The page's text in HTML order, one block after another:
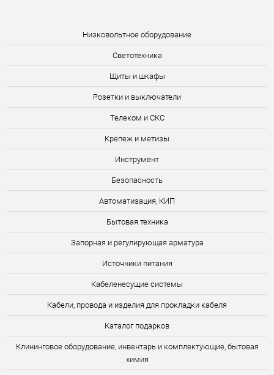
Низковольтное оборудование
Светотехника
Щиты и шкафы
Розетки и выключатели
Телеком и СКС
Крепеж и метизы
Инструмент
Безопасность
Автоматизация, КИП
Бытовая техника
Запорная и регулирующая арматура
Источники питания
Кабеленесущие системы
Кабели, провода и изделия для прокладки кабеля
Каталог подарков
Клининговое оборудование, инвентарь и комплектующие, бытовая
химия